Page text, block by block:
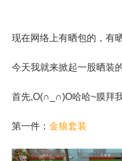
现在网络上有晒包的，有
今天我就来掀起一股晒装
首先,O(∩_∩)O哈哈~膜拜
第一件： 金狼套装